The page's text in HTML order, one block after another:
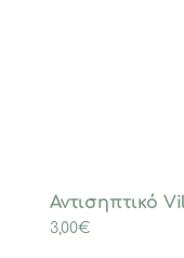
Αντισηπτικό
3,00€